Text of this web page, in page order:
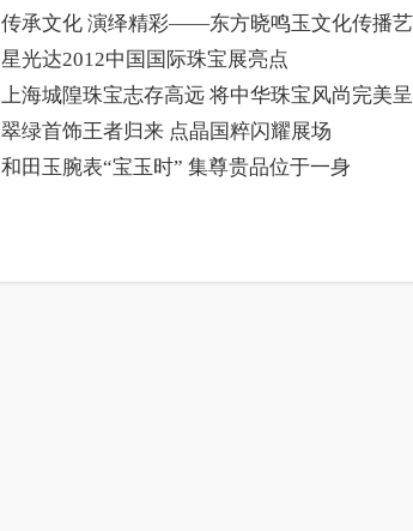
传承文化 演绎精彩——东方晓鸣玉文化传播
星光达2012中国国际珠宝展亮点
上海城隍珠宝志存高远 将中华珠宝风尚完美
翠绿首饰王者归来 点晶国粹闪耀展场
和田玉腕表“宝玉时” 集尊贵品位于一身